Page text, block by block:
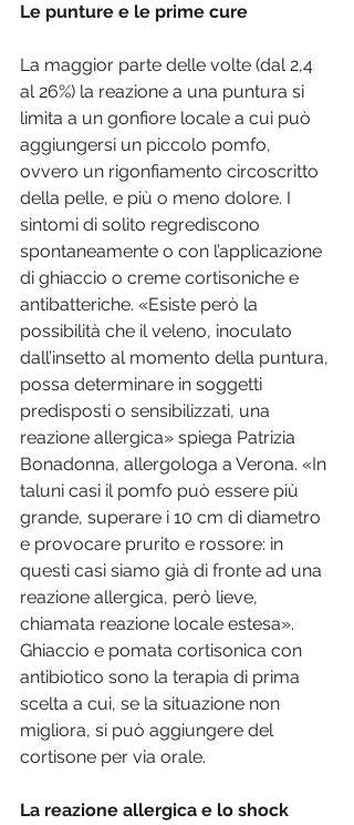
Le punture e le prime cure
La maggior parte delle volte (dal 2,4
al 26%) la reazione a una puntura si
limita a un gonfiore locale a cui può
aggiungersi un piccolo pomfo,
ovvero un rigonfiamento circoscritto
della pelle, e più o meno dolore. I
sintomi di solito regrediscono
spontaneamente o con l’applicazione
di ghiaccio o creme cortisoniche e
antibatteriche. «Esiste però la
possibilità che il veleno, inoculato
dall’insetto al momento della puntura,
possa determinare in soggetti
predisposti o sensibilizzati, una
reazione allergica» spiega Patrizia
Bonadonna, allergologa a Verona. «In
taluni casi il pomfo può essere più
grande, superare i 10 cm di diametro
e provocare prurito e rossore: in
questi casi siamo già di fronte ad una
reazione allergica, però lieve,
chiamata reazione locale estesa».
Ghiaccio e pomata cortisonica con
antibiotico sono la terapia di prima
scelta a cui, se la situazione non
migliora, si può aggiungere del
cortisone per via orale.
La reazione allergica e lo shock